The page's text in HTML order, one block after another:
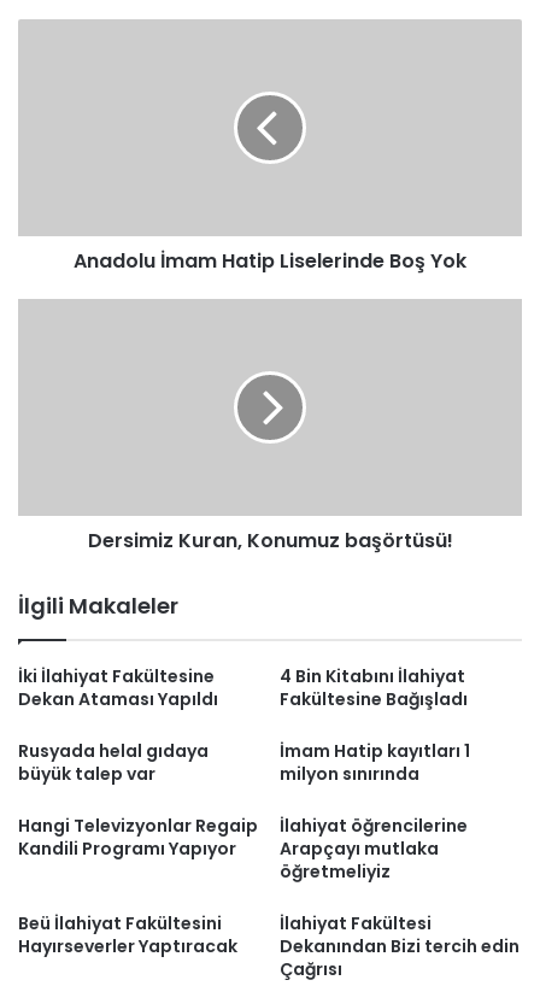
Anadolu İmam Hatip Liselerinde Boş Yok
Dersimiz Kuran, Konumuz başörtüsü!
İlgili Makaleler
İki İlahiyat Fakültesine
Dekan Ataması Yapıldı
4 Bin Kitabını İlahiyat
Fakültesine Bağışladı
Rusyada helal gıdaya
büyük talep var
İmam Hatip kayıtları 1
milyon sınırında
Hangi Televizyonlar Regaip
Kandili Programı Yapıyor
İlahiyat öğrencilerine
Arapçayı mutlaka
öğretmeliyiz
Beü İlahiyat Fakültesini
Hayırseverler Yaptıracak
İlahiyat Fakültesi
Dekanından Bizi tercih edin
Çağrısı